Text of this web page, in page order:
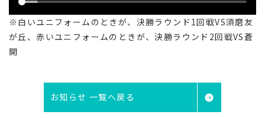
※白いユニフォームのときが、決勝ラウンド1回戦VS須磨友
が丘、赤いユニフォームのときが、決勝ラウンド2回戦VS蒼
開
お知らせ 一覧へ戻る